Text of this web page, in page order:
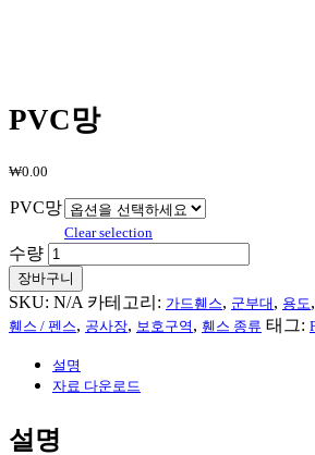
PVC망
₩0.00
PVC망
Clear selection
수량
장바구니
SKU: N/A 카테고리: 가드휀스, 군부대 , 용도 ,
휀스 / 펜스, 공사장, 보호구역 , 휀스 종류 태그:
설명
자료 다운로드
설명